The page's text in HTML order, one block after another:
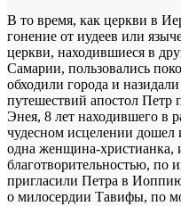
В то время, как церкви в
гонение от иудеев или
церкви, находившиеся в
Самарии, пользовались
обходили города и
путешествий апостол Петр
Энея, 8 лет находившего в
чудесном исцелении дошел
одна женщина-христианка,
благотворительностью,
пригласили Петра в
о милосердии Тавифы, по